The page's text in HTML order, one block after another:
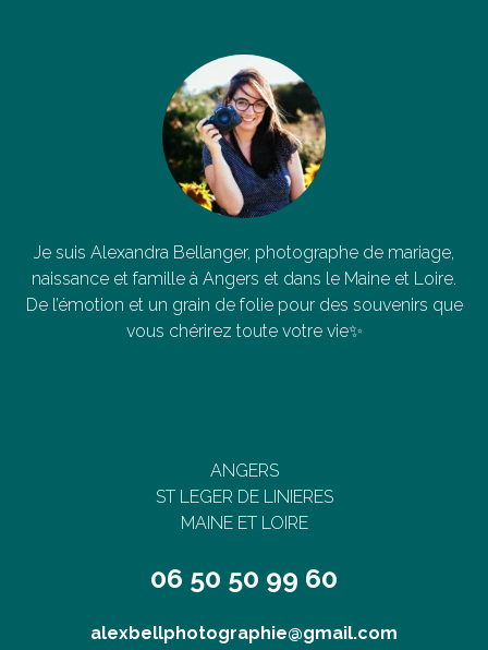
Je suis Alexandra Bellanger, photographe de mariage,
naissance et famille à Angers et dans le Maine et Loire.
De l’émotion et un grain de folie pour des souvenirs que
vous chérirez toute votre vie✨
ANGERS
ST LEGER DE LINIERES
MAINE ET LOIRE
06 50 50 99 60
alexbellphotographie@gmail.com